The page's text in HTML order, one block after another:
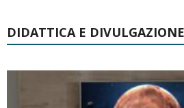
DIDATTICA E DIVULGAZIONE